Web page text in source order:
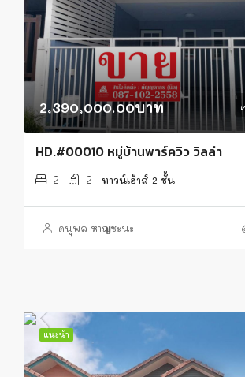
2,390,000.00บาท
HD.#00010 หมู่บ้านพาร์ควิว วิลล่า
2 2 ทาวน์เฮ้าส์ 2 ชั้น
ดนุพล หาญชะนะ
แนะนำ